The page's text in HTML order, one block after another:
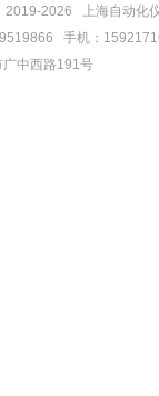
2019-2026
上海自动化
手机：
中西路191号